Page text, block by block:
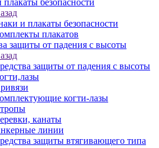
плакаты безопасности
и плакаты безопасности
плакатов
защиты от падения с высоты
защиты от падения с высоты
когти-лазы
канаты
линии
защиты втягивающего типа